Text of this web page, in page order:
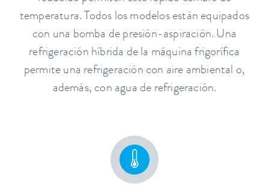
temperatura. Todos los modelos están equipados
con una bomba de presión-aspiración. Una
refrigeración híbrida de la máquina frigorífica
permite una refrigeración con aire ambiental o,
además, con agua de refrigeración.